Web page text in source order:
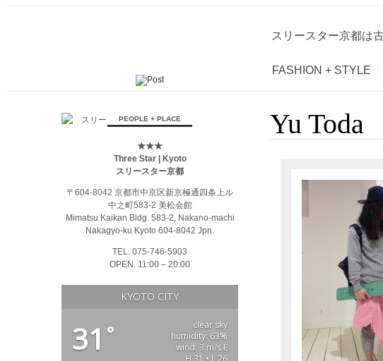
スリースター京都は
FASHION + STYLE
займ на карту онлайн без отказа
PEOPLE + PLACE
★★★
Three Star | Kyoto
スリースター京都
〒604-8042 京都市中京区新京極通四条上ル
中之町583-2 美松会館
Mimatsu Kaikan Bldg. 583-2, Nakano-machi
Nakagyo-ku Kyoto 604-8042 Jpn.
TEL. 075-746-5903
OPEN. 11:00 – 20:00
KYOTO CITY
31 °
clear sky
humidity: 63%
wind: 3 m/s E
H 31 • L 26
Yu Toda